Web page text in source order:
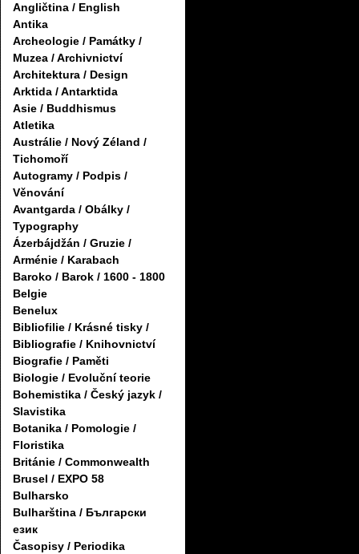
Angličtina / English
Antika
Archeologie / Památky /
Muzea / Archivnictví
Architektura / Design
Arktida / Antarktida
Asie / Buddhismus
Atletika
Austrálie / Nový Zéland /
Tichomoří
Autogramy / Podpis /
Věnování
Avantgarda / Obálky /
Typography
Ázerbájdžán / Gruzie /
Arménie / Karabach
Baroko / Barok / 1600 - 1800
Belgie
Benelux
Bibliofilie / Krásné tisky /
Bibliografie / Knihovnictví
Biografie / Paměti
Biologie / Evoluční teorie
Bohemistika / Český jazyk /
Slavistika
Botanika / Pomologie /
Floristika
Británie / Commonwealth
Brusel / EXPO 58
Bulharsko
Bulharština / Български
език
Časopisy / Periodika